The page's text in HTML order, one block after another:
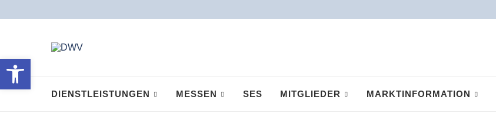
DIENSTLEISTUNGEN MESSEN SES MITGLIEDER MARKTINFORMATION
Open toolbar